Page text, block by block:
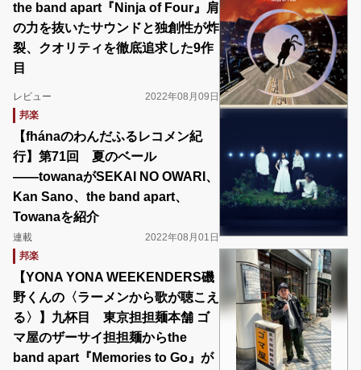
the band apart『Ninja of Four』肩
の力を抜いたサウンドと独創性が炸
裂、クオリティを徹底追求した9作
目
レビュー
2022年08月09日
邦楽
【fhánaのわんだふるレコメン紀
行】第71回 夏のベール
――towanaがSEKAI NO OWARI、
Kan Sano、the band apart、
Towanaを紹介
連載
2022年08月01日
邦楽
【YONA YONA WEEKENDERS磯
野くんの〈ラーメンから歌が聴こえ
る〉】九杯目 東京担担麺本舗 ゴ
マ屋のザーサイ担担麺からthe
band apart『Memories to Go』が